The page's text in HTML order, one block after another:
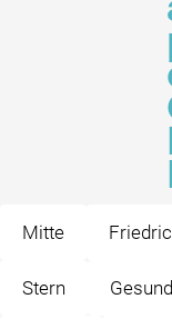
Mitte
Stern